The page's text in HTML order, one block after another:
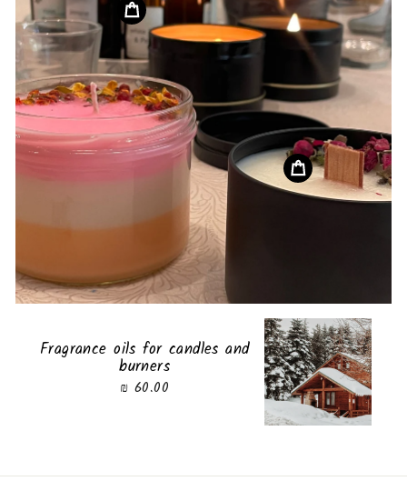
Fragrance oils for candles and
burners
60.00 ₪